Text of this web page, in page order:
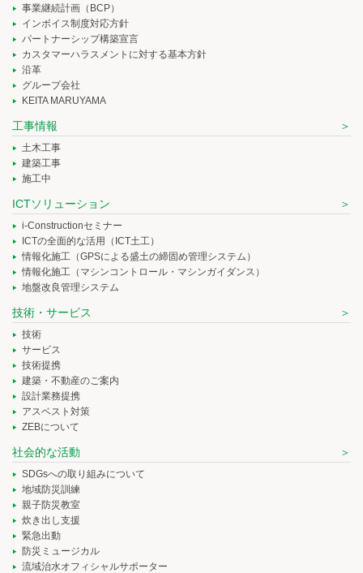
事業継続計画（BCP）
インボイス制度対応方針
パートナーシップ構築宣言
カスタマーハラスメントに対する基本方針
沿革
グループ会社
KEITA MARUYAMA
工事情報
土木工事
建築工事
施工中
ICTソリューション
i-Constructionセミナー
ICTの全面的な活用（ICT土工）
情報化施工（GPSによる盛土の締固め管理システム）
情報化施工（マシンコントロール・マシンガイダンス）
地盤改良管理システム
技術・サービス
技術
サービス
技術提携
建築・不動産のご案内
設計業務提携
アスベスト対策
ZEBについて
社会的な活動
SDGsへの取り組みについて
地域防災訓練
親子防災教室
炊き出し支援
緊急出動
防災ミュージカル
流域治水オフィシャルサポーター